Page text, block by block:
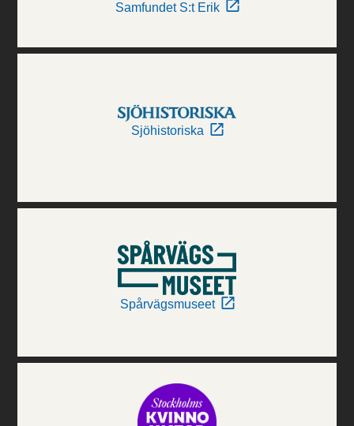
Samfundet S:t Erik
Sjöhistoriska
Spårvägsmuseet